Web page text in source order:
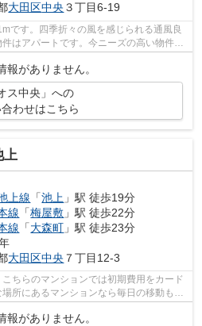
大田区中央 ３丁目6-19
です。四季折々の風を感じられる通風良
はアパートです。今ニーズの高い物件
報がありません。
ス中央」への
わせはこちら
上
上線 「池上 」駅 徒歩19分
線 「梅屋敷 」駅 徒歩22分
線 「大森町 」駅 徒歩23分
大田区中央 ７丁目12-3
ちらのマンションでは初期費用をカード
所にあるマンションなら毎日の移動も快
ため...
報がありません。